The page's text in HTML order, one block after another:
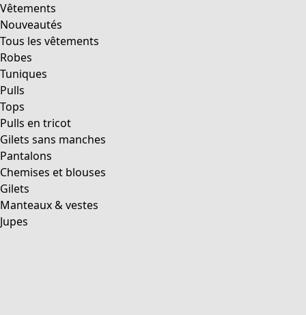
Vêtements
Nouveautés
Tous les vêtements
Robes
Tuniques
Pulls
Tops
Pulls en tricot
Gilets sans manches
Pantalons
Chemises et blouses
Gilets
Manteaux & vestes
Jupes